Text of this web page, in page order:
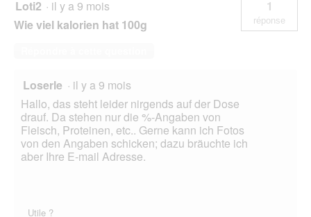
Loti2 · il y a 9 mois
Wie viel kalorien hat 100g
1
réponse
Loserle · il y a 9 mois
Hallo, das steht leider nirgends auf der Dose
drauf. Da stehen nur die %-Angaben von
Fleisch, Proteinen, etc.. Gerne kann ich Fotos
von den Angaben schicken; dazu bräuchte ich
aber Ihre E-mail Adresse.
Utile ?